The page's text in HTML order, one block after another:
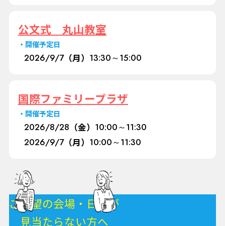
公文式 丸山教室
開催予定日
2026/9/7（月） 13:30～15:00
国際ファミリープラザ
開催予定日
2026/8/28 （金） 10:00～11:30
2026/9/7（月） 10:00～11:30
ご希望の会場・日程が
見当たらない方へ